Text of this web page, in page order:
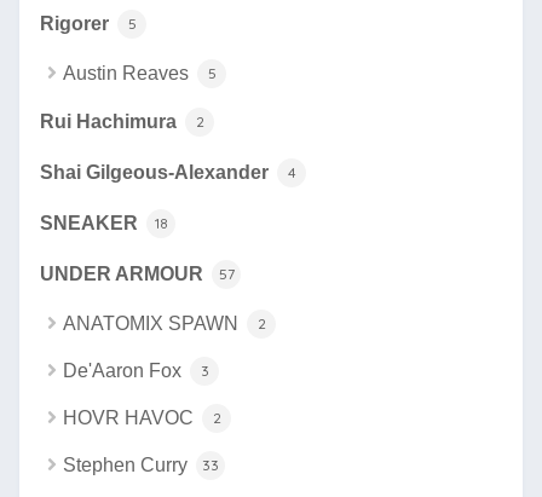
Rigorer 5
Austin Reaves 5
Rui Hachimura 2
Shai Gilgeous-Alexander 4
SNEAKER 18
UNDER ARMOUR 57
ANATOMIX SPAWN 2
De'Aaron Fox 3
HOVR HAVOC 2
Stephen Curry 33